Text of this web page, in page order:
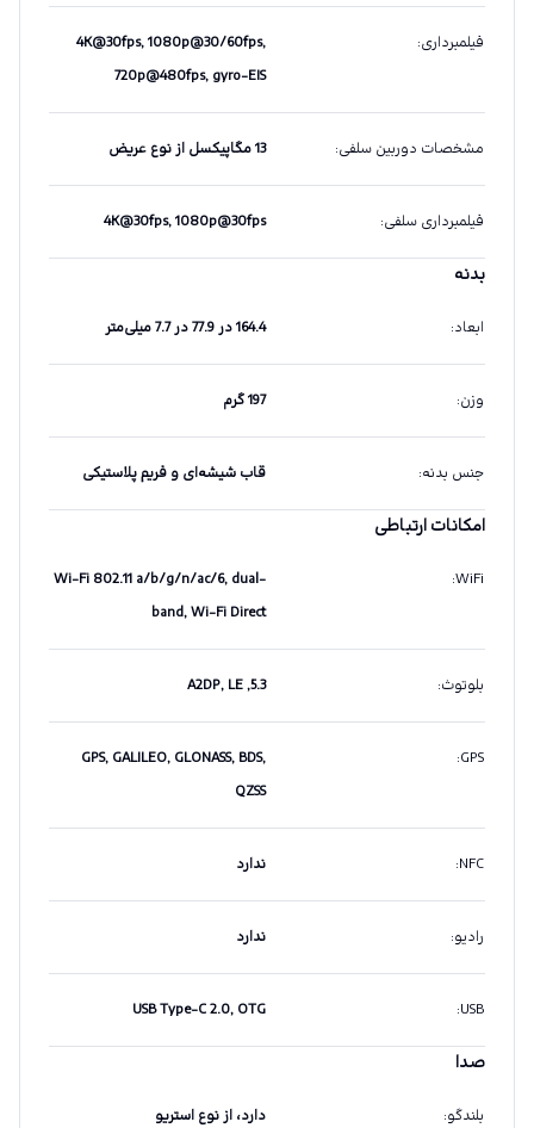
فیلمبرداری:
4K@30fps, 1080p@30/60fps,
720p@480fps, gyro-EIS
مشخصات دوربین سلفی: 13 مگاپیکسل از نوع عریض
فیلمبرداری سلفی:
4K@30fps, 1080p@30fps
بدنه
ابعاد: 164.4 در 77.9 در 7.7 میلی‌متر
وزن: 197 گرم
جنس بدنه: قاب شیشه‌ای و فریم پلاستیکی
امکانات ارتباطی
WiFi
:
Wi-Fi 802.11 a/b/g/n/ac/6, dual-
band, Wi-Fi Direct
بلوتوث:
5.3, A2DP, LE
GPS
:
GPS, GALILEO, GLONASS, BDS,
QZSS
NFC
: ندارد
رادیو: ندارد
USB
:
USB Type-C 2.0, OTG
صدا
بلندگو: دارد، از نوع استریو